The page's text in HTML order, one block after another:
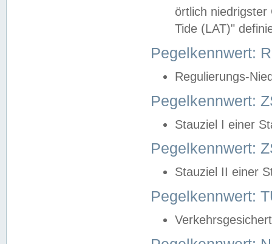
örtlich
Tide (LAT)"
Pegelkennwert:
Regulierungs-
Pegelkennwert:
Stauziel I einer
Pegelkennwert:
Stauziel II einer
Pegelkennwert: